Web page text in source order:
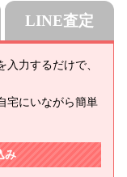
力するだけで、
宅にいながら簡単
み
LINE査定